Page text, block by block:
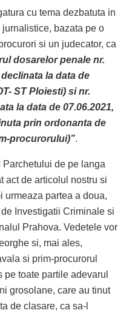
cu tema dezbatuta in
bazata pe o
si un judecator, ca
dosarelor penale nr.
la data de
ST Ploiesti) si nr.
la data de 07.06.2021,
prin ordonanta de
procurorului)”.
Parchetului de pe langa
act de articolul nostru si
urmeaza partea a doua,
Investigatii Criminale si
Prahova. Vedetele vor
si, mai ales,
si prim-procurorul
toate partile adevarul
grosolane, care au tinut
de clasare, ca sa-l